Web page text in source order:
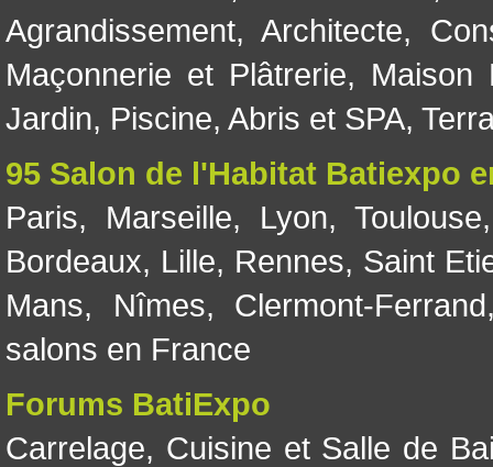
Agrandissement, Architecte,
Maçonnerie et Plâtrerie, Maison
Jardin, Piscine, Abris et SPA,
95 Salon de l'Habitat Batiexpo
Paris, Marseille, Lyon, Toulouse
Bordeaux, Lille, Rennes, Saint
Mans, Nîmes, Clermont-Ferrand
salons en France
Forums BatiExpo
Carrelage, Cuisine et Salle de